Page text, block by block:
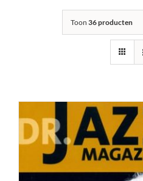
Toon 36 producten